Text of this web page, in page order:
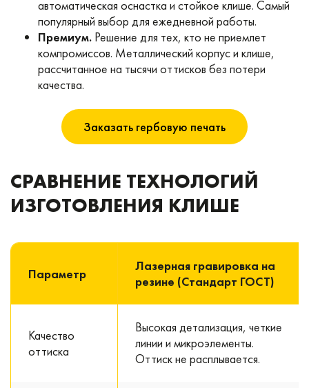
автоматическая оснастка и стойкое клише. Самый
популярный выбор для ежедневной работы.
Премиум. Решение для тех, кто не приемлет
компромиссов. Металлический корпус и клише,
рассчитанное на тысячи оттисков без потери
качества.
Заказать гербовую печать
СРАВНЕНИЕ ТЕХНОЛОГИЙ
ИЗГОТОВЛЕНИЯ КЛИШЕ
Параметр
Лазерная гравировка на
резине (Стандарт ГОСТ)
Качество
оттиска
Высокая детализация, четкие
линии и микроэлементы.
Оттиск не расплывается.